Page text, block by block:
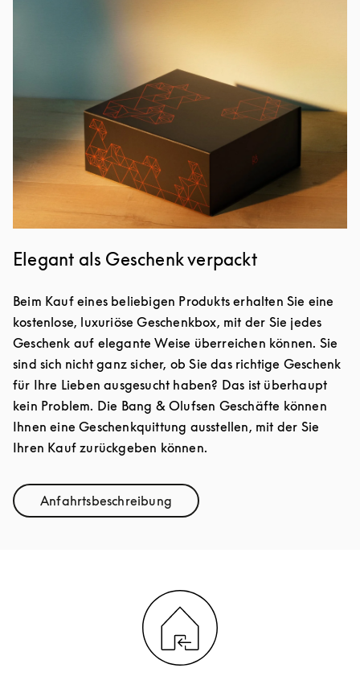
Elegant als Geschenk verpackt
Beim Kauf eines beliebigen Produkts erhalten Sie eine
kostenlose, luxuriöse Geschenkbox, mit der Sie jedes
Geschenk auf elegante Weise überreichen können. Sie
sind sich nicht ganz sicher, ob Sie das richtige Geschenk
für Ihre Lieben ausgesucht haben? Das ist überhaupt
kein Problem. Die Bang & Olufsen Geschäfte können
Ihnen eine Geschenkquittung ausstellen, mit der Sie
Ihren Kauf zurückgeben können.
AnfahrtsbeschreibungLink Opens in New Tab